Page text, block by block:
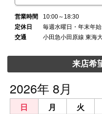
営業時間
10:00～18:30
定休日
毎週水曜日・年末年始
交通
小田急小田原線 東海
来店希
2026年 8月
日 月 火